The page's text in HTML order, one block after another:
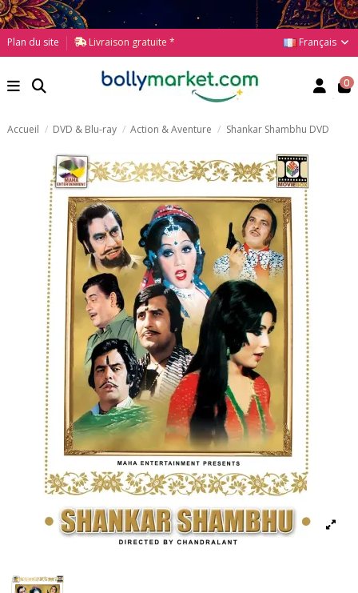
Plan du site Livraison gratuite * Français
0
Accueil DVD & Blu-ray Action & Aventure Shankar Shambhu DVD